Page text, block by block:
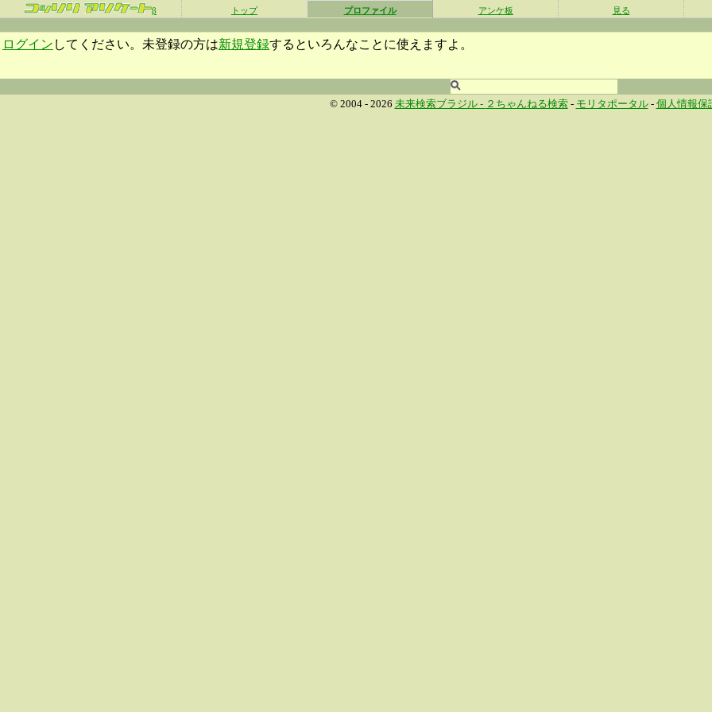
β トップ プロファイル アンケ板 見る
ログイン してください。未登録の方は新規登録するといろんなことに使えますよ。
© 2004 - 2026 未来検索ブラジル - ２ちゃんねる検索- モリタポータル- 個人情報保